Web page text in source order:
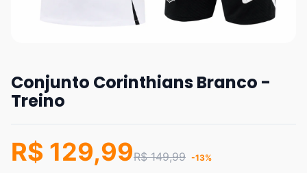
Conjunto Corinthians Branco -
Treino
R$ 129,99R$ 149,99 -13%